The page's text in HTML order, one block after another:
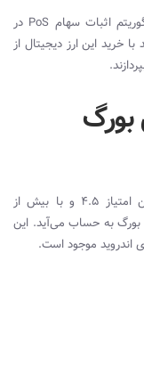
اثبات سهام PoS در
خرید این ارز دیجیتال از
اصلی‌ترین کیف پول این رمز است که با میانگین امتیاز 4.5 و با بیش از
بورگ به حساب می‌آید. این
اندروید موجود است.